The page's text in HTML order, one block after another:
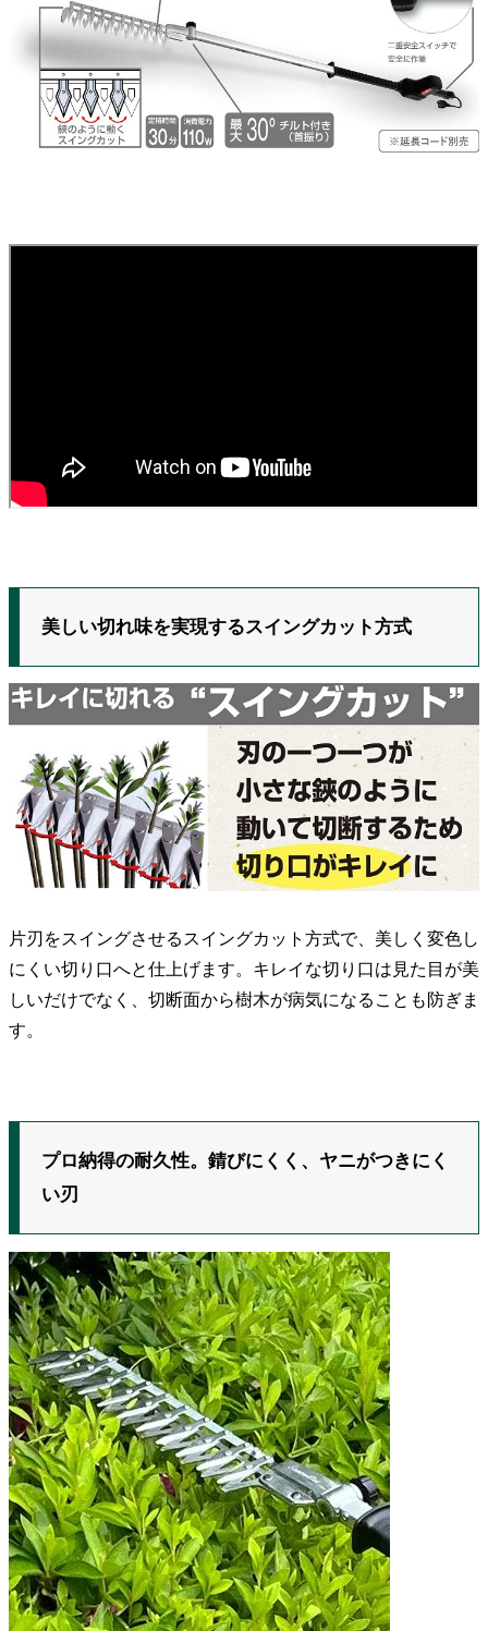
美しい切れ味を実現するスイングカット方式
片刃をスイングさせるスイングカット方式で、美しく変色し
にくい切り口へと仕上げます。キレイな切り口は見た目が美
しいだけでなく、切断面から樹木が病気になることも防ぎま
す。
プロ納得の耐久性。錆びにくく、ヤニがつきにく
い刃